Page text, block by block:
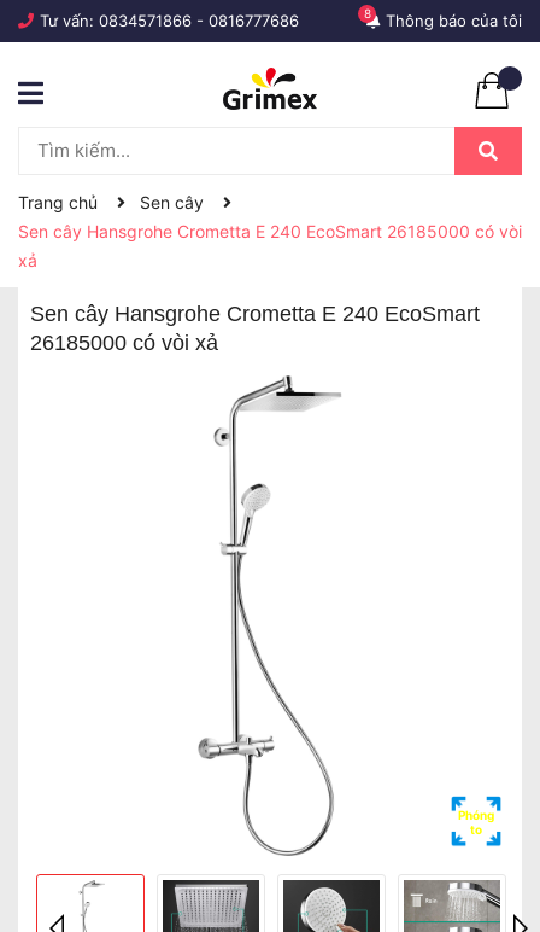
Tư vấn: 0834571866 - 0816777686 Thông báo của tôi
8
Trang chủ
Sen cây
Sen cây Hansgrohe Crometta E 240 EcoSmart 26185000 có vòi
xả
Sen cây Hansgrohe Crometta E 240 EcoSmart
26185000 có vòi xả
Phóng
to